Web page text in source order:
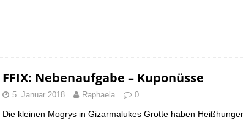
FFIX: Nebenaufgabe – Kuponüsse
5. Januar 2018 Raphaela 0
Die kleinen Mogrys in Gizarmalukes Grotte haben